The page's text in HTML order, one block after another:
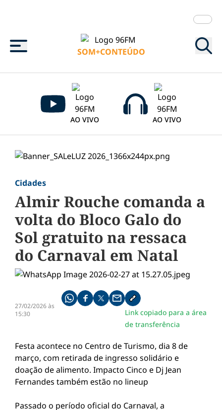
Menu
SOM+CONTEÚDO
AO VIVO AO VIVO
Cidades
Almir Rouche comanda a
volta do Bloco Galo do
Sol gratuito na ressaca
do Carnaval em Natal
27/02/2026 às
15:30
Compartilhe pelo whatsapp
Compartilhar no facebook
Compartilhar no twitter
Compartilhe pelo email
Copiar link da notícia
Link copiado para a área
de transferência
Festa acontece no Centro de Turismo, dia 8 de
março, com retirada de ingresso solidário e
doação de alimento. Impacto Cinco e Dj Jean
Fernandes também estão no lineup
Passado o período oficial do Carnaval, a